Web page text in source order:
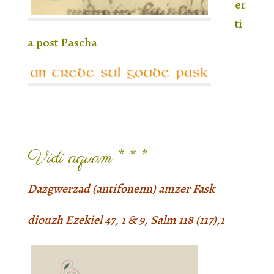
er
ti
a post Pascha
Vidi aquam * * *
Dazgwerzad (antifonenn) amzer Fask
diouzh Ezekiel 47, 1 & 9, Salm 118 (117),1